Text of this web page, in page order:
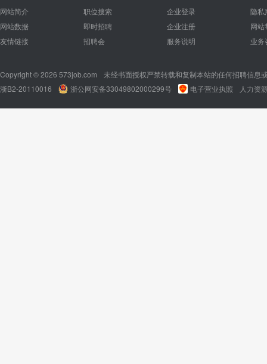
网站简介
网站数据
友情链接
职位搜索
即时招聘
招聘会
企业登录
企业注册
服务说明
隐私
网站
业务
Copyright © 2026 573job.com
未经书面授权严禁转载和复制本站的任何招聘信息
浙B2-20110016
浙公网安备33049802000299号 电子营业执照 人力资